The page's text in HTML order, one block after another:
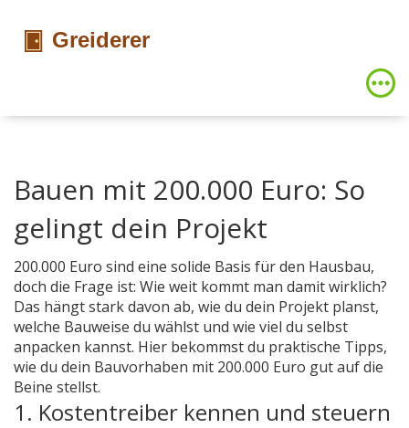
Bauen mit 200.000 Euro: So
gelingt dein Projekt
200.000 Euro sind eine solide Basis für den Hausbau,
doch die Frage ist: Wie weit kommt man damit wirklich?
Das hängt stark davon ab, wie du dein Projekt planst,
welche Bauweise du wählst und wie viel du selbst
anpacken kannst. Hier bekommst du praktische Tipps,
wie du dein Bauvorhaben mit 200.000 Euro gut auf die
Beine stellst.
1. Kostentreiber kennen und steuern